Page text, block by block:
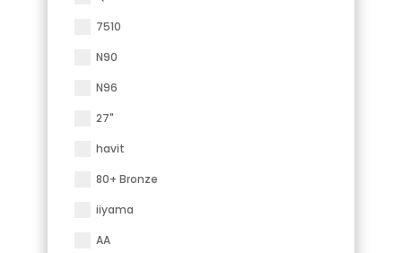
7510
N90
N96
27"
havit
80+ Bronze
iiyama
AA